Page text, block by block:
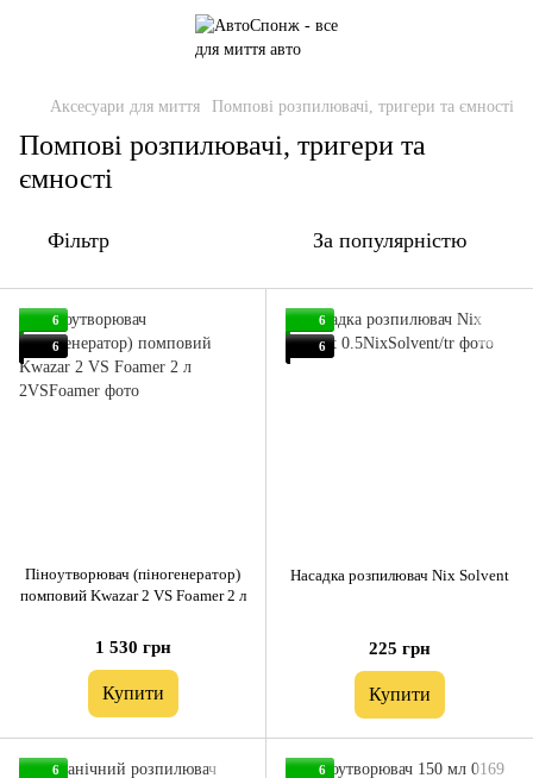
Аксесуари для миття Помпові розпилювачі, тригери та ємності
Помпові розпилювачі, тригери та
ємності
Фільтр За популярністю
6
6
Піноутворювач (піногенератор)
помповий Kwazar 2 VS Foamer 2 л
1 530 грн
Купити
6
6
Насадка розпилювач Nix Solvent
225 грн
Купити
6
6